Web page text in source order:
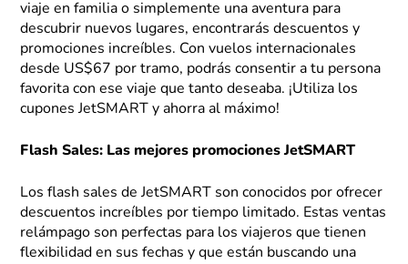
viaje en familia o simplemente una aventura para
descubrir nuevos lugares, encontrarás descuentos y
promociones increíbles. Con vuelos internacionales
desde US$67 por tramo, podrás consentir a tu persona
favorita con ese viaje que tanto deseaba. ¡Utiliza los
cupones JetSMART y ahorra al máximo!
Flash Sales: Las mejores promociones JetSMART
Los flash sales de JetSMART son conocidos por ofrecer
descuentos increíbles por tiempo limitado. Estas ventas
relámpago son perfectas para los viajeros que tienen
flexibilidad en sus fechas y que están buscando una